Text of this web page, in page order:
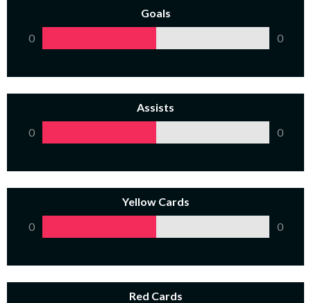
Goals
0
0
Assists
0
0
Yellow Cards
0
0
Red Cards